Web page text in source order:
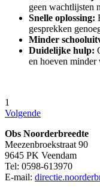
geen wachtlijsten
Snelle oplossing:
gesprekken
Minder
Duidelijke hulp:
en hoeven minder
1
Volgende
Obs Noorderbreedte
Meezenbroekstraat 90
9645 PK Veendam
Tel: 0598-613970
E-mail: